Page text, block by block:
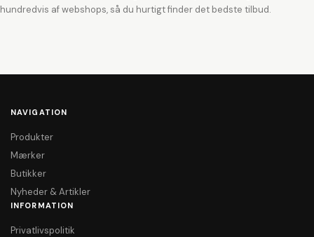
hundredvis af webshops, så du hurtigt finder det bedste tilbud.
NAVIGATION
Produkter
Mærker
Butikker
Nyheder & Artikler
INFORMATION
Privatlivspolitik